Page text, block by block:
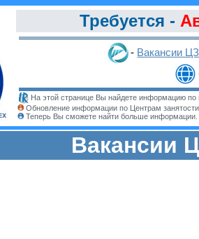
Требуется -
- Вакансии
На этой странице Вы найдете информацию по
Обновление информации по Центрам
Теперь Вы сможете найти больше информации.
Вакансии